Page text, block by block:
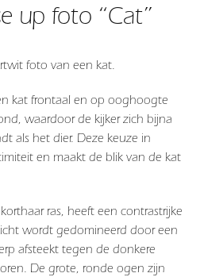
up foto “Cat”
foto van een kat.
kat frontaal en op ooghoogte
waardoor de kijker zich bijna
als het dier. Deze keuze in
en maakt de blik van de kat
ras, heeft een contrastrijke
wordt gedomineerd door een
afsteekt tegen de donkere
De grote, ronde ogen zijn